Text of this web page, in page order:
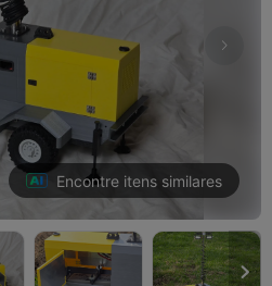
Encontre itens similares
